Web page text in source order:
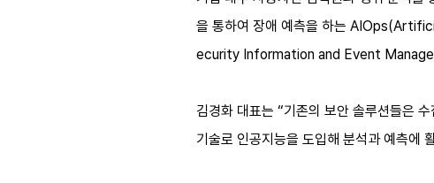
을 통하여 장애 예측을 하는
ecurity Information and Event
김경화 대표는 “기존의 보안 솔루션들은
기술로 인공지능을 도입해 분석과 예측에